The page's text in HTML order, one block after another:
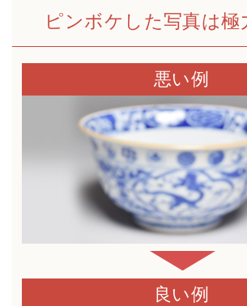
ピンボケした写真は極
悪い例
良い例